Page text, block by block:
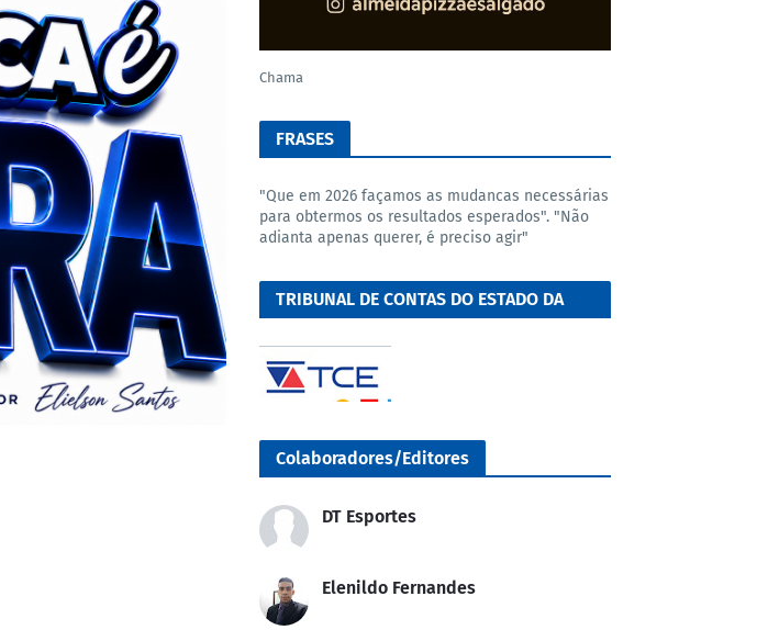
Chama
FRASES
"Que em 2026 façamos as mudancas necessárias
para obtermos os resultados esperados". "Não
adianta apenas querer, é preciso agir"
TRIBUNAL DE CONTAS DO ESTADO DA
Colaboradores/Editores
DT Esportes
Elenildo Fernandes